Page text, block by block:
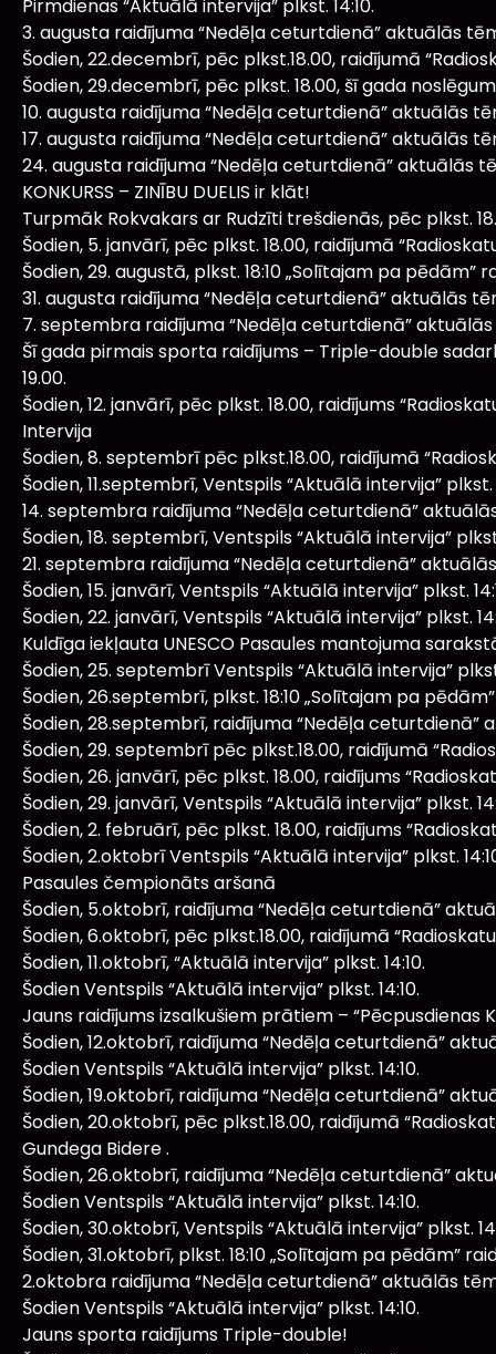
Pirmdienas “Aktuālā intervija” plkst. 14:10.
3. augusta raidījuma “Nedēļa ceturtdienā” aktuālās
Šodien, 22.decembrī, pēc plkst.18.00, raidījumā
Šodien, 29.decembrī, pēc plkst. 18.00, šī gada
10. augusta raidījuma “Nedēļa ceturtdienā” aktuālās
17. augusta raidījuma “Nedēļa ceturtdienā” aktuālās
24. augusta raidījuma “Nedēļa ceturtdienā” aktuālās
KONKURSS – ZINĪBU DUELIS ir klāt!
Turpmāk Rokvakars ar Rudzīti trešdienās, pēc plkst.
Šodien, 5. janvārī, pēc plkst. 18.00, raidījumā
Šodien, 29. augustā, plkst. 18:10 „Solītajam pa pēdām”
31. augusta raidījuma “Nedēļa ceturtdienā” aktuālās
7. septembra raidījuma “Nedēļa ceturtdienā”
Šī gada pirmais sporta raidījums – Triple-double
19.00.
Šodien, 12. janvārī, pēc plkst. 18.00, raidījums
Intervija
Šodien, 8. septembrī pēc plkst.18.00, raidījumā
Šodien, 11.septembrī, Ventspils “Aktuālā intervija” plkst.
14. septembra raidījuma “Nedēļa ceturtdienā”
Šodien, 18. septembrī, Ventspils “Aktuālā intervija”
21. septembra raidījuma “Nedēļa ceturtdienā”
Šodien, 15. janvārī, Ventspils “Aktuālā intervija” plkst.
Šodien, 22. janvārī, Ventspils “Aktuālā intervija” plkst.
Kuldīga iekļauta UNESCO Pasaules mantojuma
Šodien, 25. septembrī Ventspils “Aktuālā intervija”
Šodien, 26.septembrī, plkst. 18:10 „Solītajam pa
Šodien, 28.septembrī, raidījuma “Nedēļa ceturtdienā”
Šodien, 29. septembrī pēc plkst.18.00, raidījumā
Šodien, 26. janvārī, pēc plkst. 18.00, raidījums
Šodien, 29. janvārī, Ventspils “Aktuālā intervija” plkst.
Šodien, 2. februārī, pēc plkst. 18.00, raidījums
Šodien, 2.oktobrī Ventspils “Aktuālā intervija” plkst.
Pasaules čempionāts aršanā
Šodien, 5.oktobrī, raidījuma “Nedēļa ceturtdienā”
Šodien, 6.oktobrī, pēc plkst.18.00, raidījumā
Šodien, 11.oktobrī, “Aktuālā intervija” plkst. 14:10.
Šodien Ventspils “Aktuālā intervija” plkst. 14:10.
Jauns raidījums izsalkušiem prātiem – “Pēcpusdienas
Šodien, 12.oktobrī, raidījuma “Nedēļa ceturtdienā”
Šodien Ventspils “Aktuālā intervija” plkst. 14:10.
Šodien, 19.oktobrī, raidījuma “Nedēļa ceturtdienā”
Šodien, 20.oktobrī, pēc plkst.18.00, raidījumā
Gundega Bidere .
Šodien, 26.oktobrī, raidījuma “Nedēļa ceturtdienā”
Šodien Ventspils “Aktuālā intervija” plkst. 14:10.
Šodien, 30.oktobrī, Ventspils “Aktuālā intervija” plkst.
Šodien, 31.oktobrī, plkst. 18:10 „Solītajam pa pēdām”
2.oktobra raidījuma “Nedēļa ceturtdienā” aktuālās
Šodien Ventspils “Aktuālā intervija” plkst. 14:10.
Jauns sporta raidījums Triple-double!